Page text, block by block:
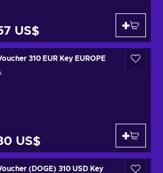
US$
310 EUR Key EUROPE
US$
(DOGE) 310 USD Key